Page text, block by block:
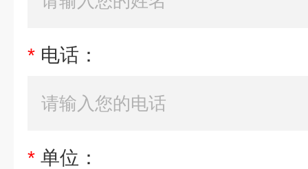
* 电话：
* 单位：